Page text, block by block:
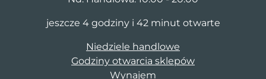
jeszcze 4 godziny i 42 minut otwarte
Niedziele handlowe
Godziny otwarcia sklepów
Wynajem